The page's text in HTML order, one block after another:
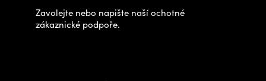
Zavolejte nebo napište naší ochotné
zákaznické podpoře.